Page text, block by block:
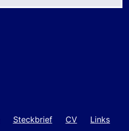
Steckbrief CV Links